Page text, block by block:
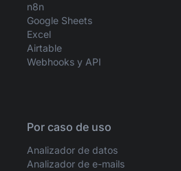
n8n
Google Sheets
Excel
Airtable
Webhooks y API
Por caso de uso
Analizador de datos
Analizador de e-mails